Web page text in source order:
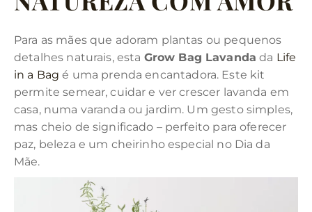
Para as mães que adoram plantas ou pequenos
detalhes naturais, esta Grow Bag Lavanda da Life
in a Bag é uma prenda encantadora. Este kit
permite semear, cuidar e ver crescer lavanda em
casa, numa varanda ou jardim. Um gesto simples,
mas cheio de significado – perfeito para oferecer
paz, beleza e um cheirinho especial no Dia da
Mãe.